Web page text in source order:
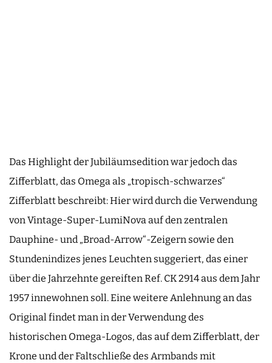
Das Highlight der Jubiläumsedition war jedoch das
Zifferblatt, das Omega als „tropisch-schwarzes“
Zifferblatt beschreibt: Hier wird durch die Verwendung
von Vintage-Super-LumiNova auf den zentralen
Dauphine- und „Broad-Arrow“-Zeigern sowie den
Stundenindizes jenes Leuchten suggeriert, das einer
über die Jahrzehnte gereiften Ref. CK 2914 aus dem Jahr
1957 innewohnen soll. Eine weitere Anlehnung an das
Original findet man in der Verwendung des
historischen Omega-Logos, das auf dem Zifferblatt, der
Krone und der Faltschließe des Armbands mit